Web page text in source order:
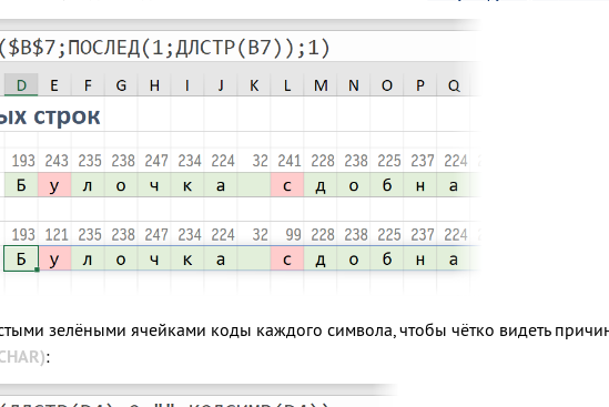
зелёными ячейками коды каждого символа, чтобы чётко видеть
: